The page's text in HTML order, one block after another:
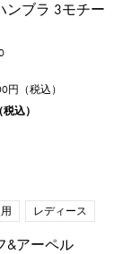
プ
リー
星座
ンブラ 3モチー
円（税込）
税込）
レディース
&アーペル